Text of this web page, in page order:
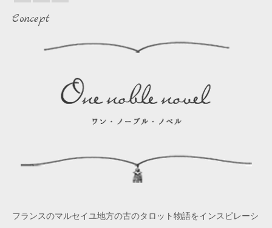
Concept
フランスのマルセイユ地方の古のタロット物語をインスピレーシ